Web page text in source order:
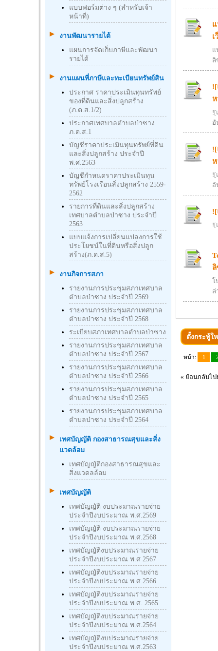
แบบฟอร์มต่าง ๆ (สำหรับเจ้า
หน้าที่)
งานพัฒนารายได้
แผนการจัดเก็บภาษีและพัฒนา
รายได้
งานแผนที่ภาษีและทะเบียนทรัพย์สิน
ประกาศ ราคาประเมินทุนทรัพย์
ของที่ดินและสิ่งปลูกสร้าง
(ภ.ด.ส.1/2)
ประกาศเทศบาลตำบลป่าซาง
ภ.ด.ส.1
บัญชีราคาประเมินทุนทรัพย์ที่ดิน
และสิ่งปลูกสร้าง ประจำปี
พ.ศ.2563
บัญชีกําหนดราคาประเมินทุน
ทรัพย์โรงเรือนสิ่งปลูกสร้าง 2559-
2562
รายการที่ดินและสิ่งปลูกสร้าง
เทศบาลตำบลป่าซาง ประจำปี
2563
แบบแจ้งการเปลี่ยนแปลงการใช้
ประโยชน์ในที่ดินหรือสิ่งปลูก
สร้าง(ภ.ด.ส.5)
งานกิจการสภา
รายงานการประชุมสภาเทศบาล
ตำบลป่าซาง ประจำปี 2569
รายงานการประชุมสภาเทศบาล
ตำบลป่าซาง ประจำปี 2568
ระเบียบสภาเทศบาลตำบลป่าซาง
รายงานการประชุมสภาเทศบาล
ตำบลป่าซาง ประจำปี 2567
รายงานการประชุมสภาเทศบาล
ตำบลป่าซาง ประจำปี 2566
รายงานการประชุมสภาเทศบาล
ตำบลป่าซาง ประจำปี 2565
รายงานการประชุมสภาเทศบาล
ตำบลป่าซาง ประจำปี 2564
เทศบัญญัติ กองสาธารณสุขและสิ่ง
แวดล้อม
เทศบัญญัติกองสาธารณสุขและ
สิ่งแวดลล้อม
เทศบัญญัติ
เทศบัญญัติ งบประมาณรายจ่าย
ประจำปีงบประมาณ พ.ศ.2569
เทศบัญญัติ งบประมาณรายจ่าย
ประจำปีงบประมาณ พ.ศ.2568
เทศบัญญัติงบประมาณรายจ่าย
ประจำปีงบประมาณ พ.ศ 2567
เทศบัญญัติงบประมาณรายจ่าย
ประจำปีงบประมาณ พ.ศ.2566
เทศบัญญัติงบประมาณรายจ่าย
ประจำปีงบประมาณ พ.ศ. 2565
เทศบัญญัติงบประมาณรายจ่าย
ประจำปีงบประมาณ พ.ศ.2564
เทศบัญญัติงบประมาณรายจ่าย
ประจำปีงบประมาณ พ.ศ.2563
แ
ลิ
ห
![
อั
ห
![
อั
![
ลิ
โ
ล่
ตั้งกระทู้ใ
หน้า: 1
« ย้อนกลับไป